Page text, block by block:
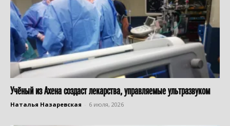
Учёный из Ахена создаст лекарства, управляемые ультразвуком
Наталья Назаревская 6 июля, 2026